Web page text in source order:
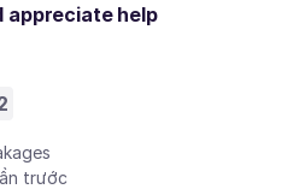
appreciate help
trước